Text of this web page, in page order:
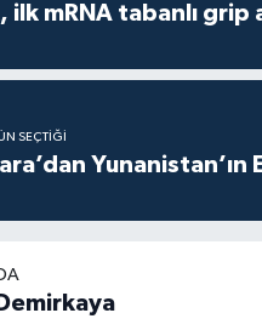
ilk mRNA tabanlı grip
SEÇTIĞI
Yunanistan’ın